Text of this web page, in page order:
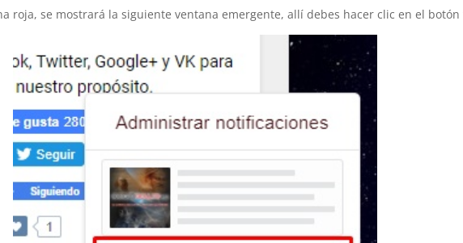
roja, se mostrará la siguiente ventana emergente, allí debes hacer clic en el botón